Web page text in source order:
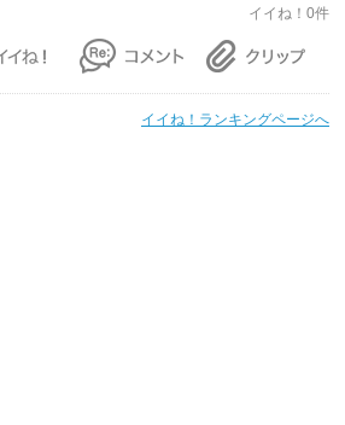
イイね！0件
イイね！ランキングページへ